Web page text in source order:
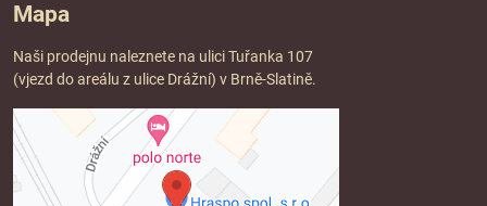
Mapa
Naši prodejnu naleznete na ulici Tuřanka 107
(vjezd do areálu z ulice Drážní) v Brně-Slatině.